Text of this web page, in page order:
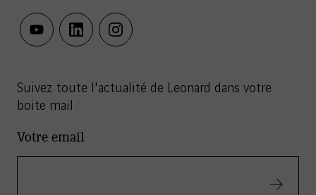
youtubelinkedininstagram
Suivez toute l'actualité de Leonard dans votre
boite mail :
Votre email
Valider